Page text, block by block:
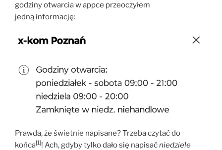
godziny otwarcia w appce przeoczyłem
jedną informację:
Prawda, że świetnie napisane? Trzeba czytać do
końca[1]! Ach, gdyby tylko dało się napisaćniedziele